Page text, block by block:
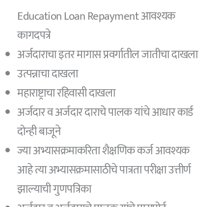
Education Loan Repayment आवश्यक
कागदपत्रे
अर्जदाराचा इतर मागास प्रवर्गातील जातीचा दाखला
उत्पन्नाचा दाखला
महाराष्ट्राचा रहिवासी दाखला
अर्जदार व अर्जदार दाराचे पालक यांचे आधार कार्ड
दोन्ही बाजूने
ज्या अभ्यासक्रमाकरिता शैक्षणिक कर्ज आवश्यक
आहे त्या अभ्यासक्रमासाठीचे पात्रता परीक्षा उत्तीर्ण
झाल्याची गुणपत्रिका